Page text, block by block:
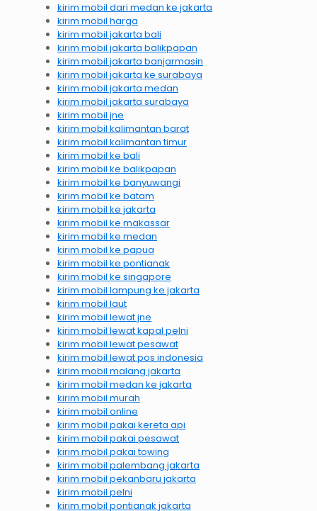
kirim mobil dari medan ke jakarta
kirim mobil harga
kirim mobil jakarta bali
kirim mobil jakarta balikpapan
kirim mobil jakarta banjarmasin
kirim mobil jakarta ke surabaya
kirim mobil jakarta medan
kirim mobil jakarta surabaya
kirim mobil jne
kirim mobil kalimantan barat
kirim mobil kalimantan timur
kirim mobil ke bali
kirim mobil ke balikpapan
kirim mobil ke banyuwangi
kirim mobil ke batam
kirim mobil ke jakarta
kirim mobil ke makassar
kirim mobil ke medan
kirim mobil ke papua
kirim mobil ke pontianak
kirim mobil ke singapore
kirim mobil lampung ke jakarta
kirim mobil laut
kirim mobil lewat jne
kirim mobil lewat kapal pelni
kirim mobil lewat pesawat
kirim mobil lewat pos indonesia
kirim mobil malang jakarta
kirim mobil medan ke jakarta
kirim mobil murah
kirim mobil online
kirim mobil pakai kereta api
kirim mobil pakai pesawat
kirim mobil pakai towing
kirim mobil palembang jakarta
kirim mobil pekanbaru jakarta
kirim mobil pelni
kirim mobil pontianak jakarta